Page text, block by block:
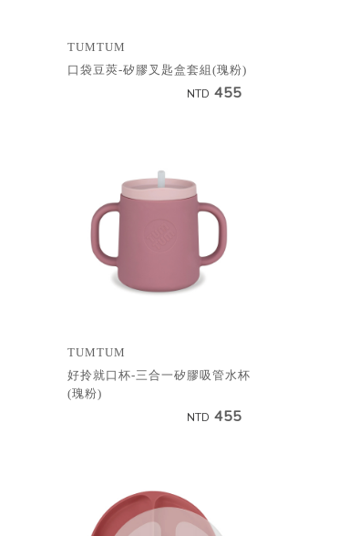
TUMTUM
口袋豆莢-矽膠叉匙盒套組(瑰粉)
NTD 455
TUMTUM
好拎就口杯-三合一矽膠吸管水杯
(瑰粉)
NTD 455